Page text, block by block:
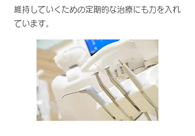
維持していくための定期的な治療にも力を入れ
ています。